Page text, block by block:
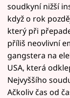
soudkyní nižší
když o rok
který při
příliš neovlivní
gangstera na
USA, která
Nejvyššího
Ačkoliv čas od